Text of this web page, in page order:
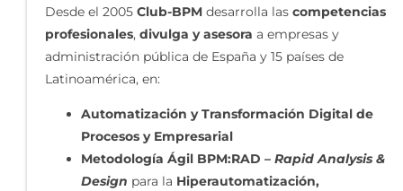
Desde el 2005 Club-BPM desarrolla las competencias
profesionales, divulga y asesora a empresas y
administración pública de España y 15 países de
Latinoamérica, en:
Automatización y Transformación Digital de
Procesos y Empresarial
Metodología Ágil BPM:RAD – Rapid Analysis &
Design para la Hiperautomatización,